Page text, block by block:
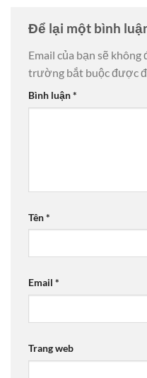
Để lại một bình
Email của bạn sẽ
trường bắt buộc được
Bình luận*
Tên*
Email *
Trang web